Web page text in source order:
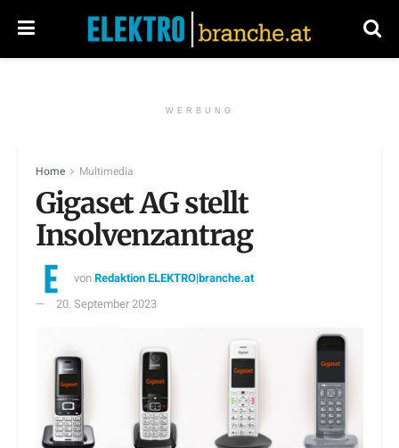
WERBUNG
Home Multimedia
Gigaset AG stellt
Insolvenzantrag
vonRedaktion ELEKTRO|branche.at
20. September 2023